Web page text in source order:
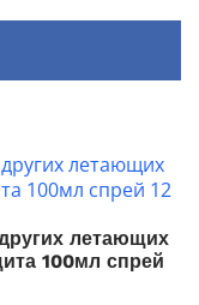
летающих
100мл спрей